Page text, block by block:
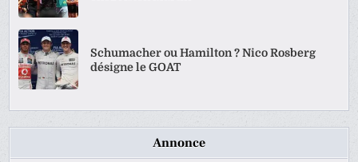
Schumacher ou Hamilton ? Nico Rosberg
désigne le GOAT
Annonce